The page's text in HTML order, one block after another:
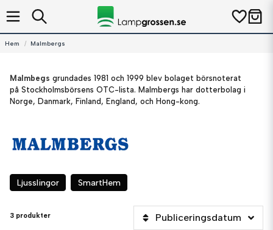
Hem Malmbergs
Malmbegs grundades 1981 och 1999 blev bolaget börsnoterat
på Stockholmsbörsens OTC-lista. Malmbergs har dotterbolag i
Norge, Danmark, Finland, England, och Hong-kong.
Ljusslingor SmartHem
3 produkter Publiceringsdatum